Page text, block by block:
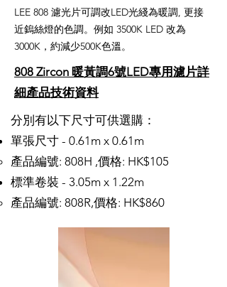
LEE 808 濾光片可調改LED光綫為暖調, 更接
近鎢絲燈的色調。例如 3500K LED 改為
3000K，約減少500K色溫。
808 Zircon 暖黃調6號LED專用濾片詳
細產品技術資料
分別有以下尺寸可供選購：
單張尺寸 - 0.61m x 0.61m
產品編號: 808H ,價格: HK$105
標準卷裝 - 3.05m x 1.22m
產品編號: 808R,價格: HK$860